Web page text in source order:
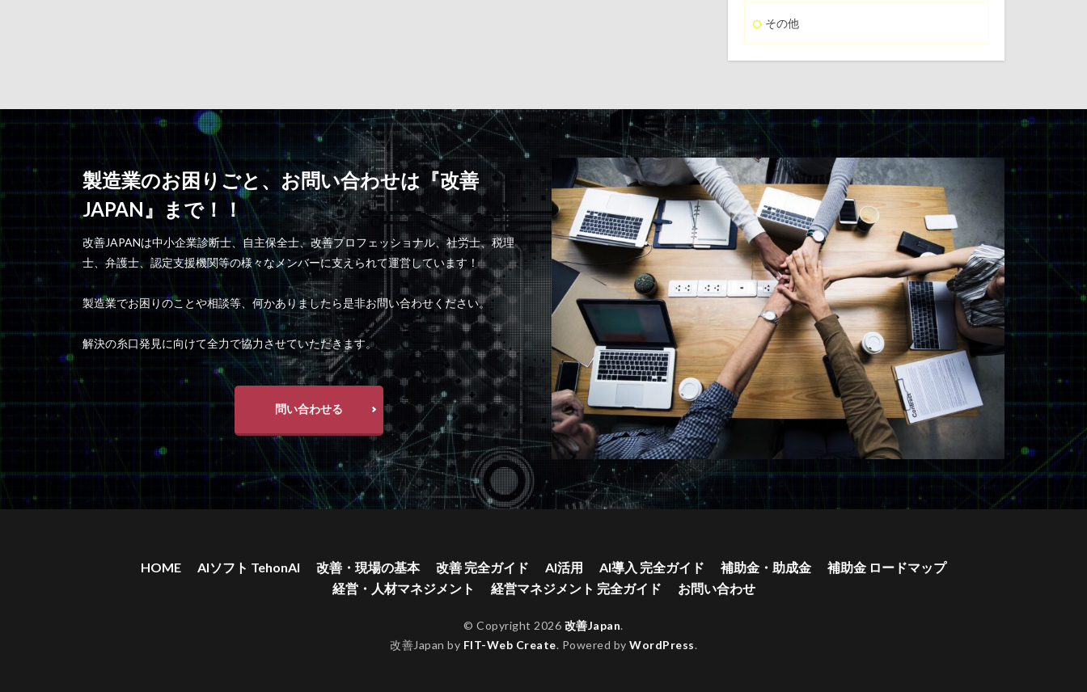
その他
製造業のお困りごと、お問い合わせは『改善
JAPAN』まで！！
改善JAPANは中小企業診断士、自主保全士、改善プロフェッショナル、社労士、税理
士、弁護士、認定支援機関等の様々なメンバーに支えられて運営しています！
製造業でお困りのことや相談等、何かありましたら是非お問い合わせください。
解決の糸口発見に向けて全力で協力させていただきます。
問い合わせる
HOME AIソフト TehonAI 改善・現場の基本 改善 完全ガイド AI活用 AI導入 完全ガイド 補助金・助成金
補助金 ロードマップ
経営・人材マネジメント
経営マネジメント 完全ガイド お問い合わせ
© Copyright 2026 改善Japan.
改善Japan by FIT-Web Create. Powered by WordPress.